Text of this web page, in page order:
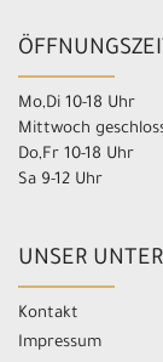
Mo,Di 10-18 Uhr
Mittwoch
Do,Fr 10-18 Uhr
Sa 9-12 Uhr
UNSER
Kontakt
Impressum